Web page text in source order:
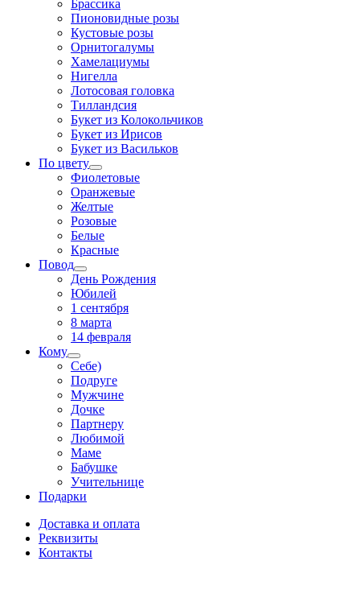
Брассика
Пионовидные розы
Кустовые розы
Орнитогалумы
Хамелациумы
Нигелла
Лотосовая головка
Тилландсия
Букет из Колокольчиков
Букет из Ирисов
Букет из Васильков
По цвету
Фиолетовые
Оранжевые
Желтые
Розовые
Белые
Красные
Повод
День Рождения
Юбилей
1 сентября
8 марта
14 февраля
Кому
Себе)
Подруге
Мужчине
Дочке
Партнеру
Любимой
Маме
Бабушке
Учительнице
Подарки
Доставка и оплата
Реквизиты
Контакты